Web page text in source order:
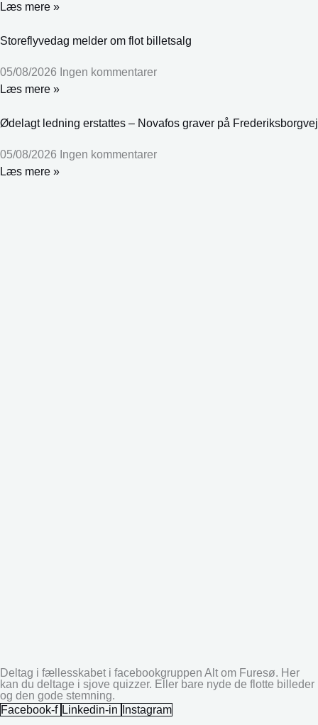
Læs mere »
Storeflyvedag melder om flot billetsalg
05/08/2026 Ingen kommentarer
Læs mere »
Ødelagt ledning erstattes – Novafos graver på Frederiksborgvej
05/08/2026 Ingen kommentarer
Læs mere »
Deltag i fællesskabet i facebookgruppen Alt om Furesø. Her
kan du deltage i sjove quizzer. Eller bare nyde de flotte billeder
og den gode stemning.
Facebook-f Linkedin-in
Instagram